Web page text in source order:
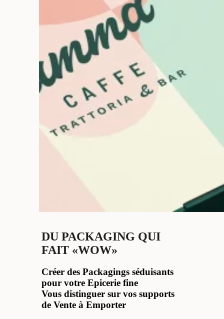
DU PACKAGING QUI
FAIT «WOW»
Créer des Packagings séduisants
pour votre Epicerie fine
Vous distinguer sur vos supports
de Vente à Emporter